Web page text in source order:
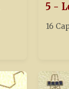
5 -
16